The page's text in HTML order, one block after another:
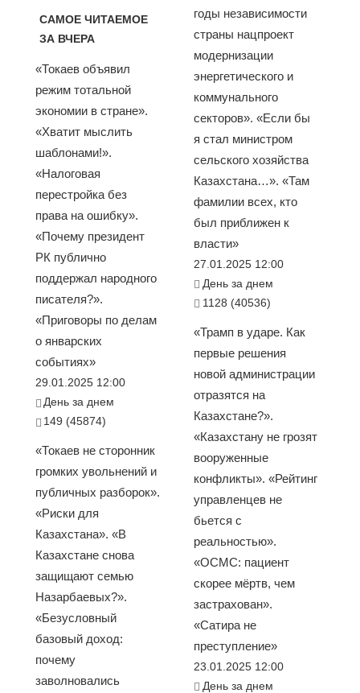
САМОЕ ЧИТАЕМОЕ
ЗА ВЧЕРА
«Токаев объявил
режим тотальной
экономии в стране».
«Хватит мыслить
шаблонами!».
«Налоговая
перестройка без
права на ошибку».
«Почему президент
РК публично
поддержал народного
писателя?».
«Приговоры по делам
о январских
событиях»
29.01.2025 12:00
День за днем
149 (45874)
«Токаев не сторонник
громких увольнений и
публичных разборок».
«Риски для
Казахстана». «В
Казахстане снова
защищают семью
Назарбаевых?».
«Безусловный
базовый доход:
почему
заволновались
годы независимости
страны нацпроект
модернизации
энергетического и
коммунального
секторов». «Если бы
я стал министром
сельского хозяйства
Казахстана…». «Там
фамилии всех, кто
был приближен к
власти»
27.01.2025 12:00
День за днем
1128 (40536)
«Трамп в ударе. Как
первые решения
новой администрации
отразятся на
Казахстане?».
«Казахстану не грозят
вооруженные
конфликты». «Рейтинг
управленцев не
бьется с
реальностью».
«ОСМС: пациент
скорее мёртв, чем
застрахован».
«Сатира не
преступление»
23.01.2025 12:00
День за днем